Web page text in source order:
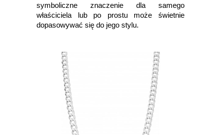
symboliczne znaczenie dla samego
właściciela lub po prostu może świetnie
dopasowywać się do jego stylu.